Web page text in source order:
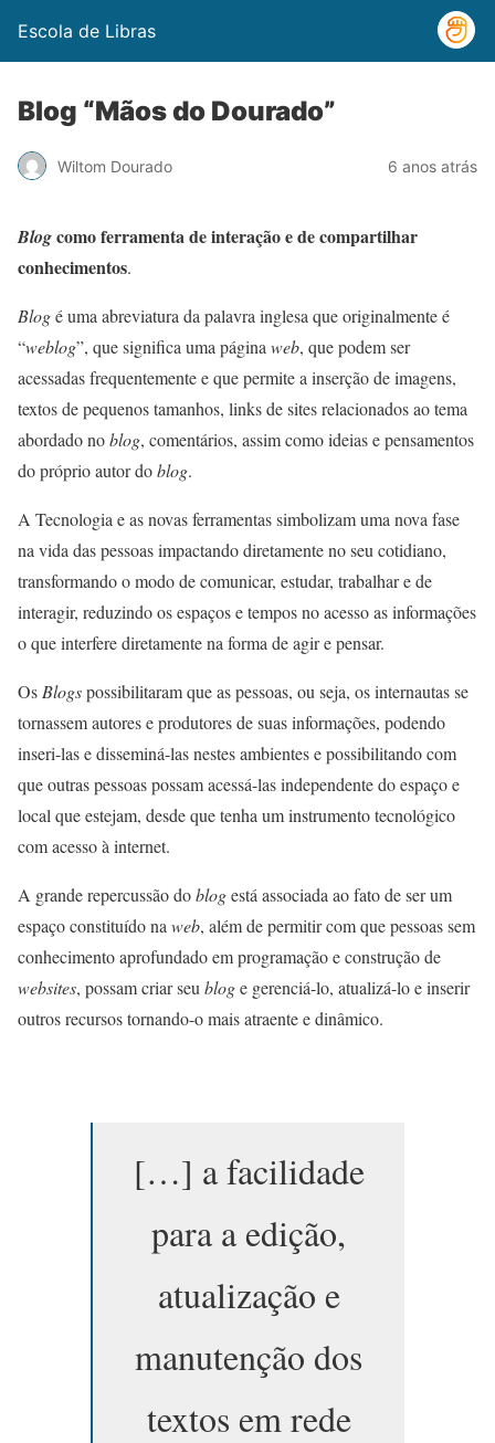
Escola de Libras
Blog “Mãos do Dourado”
Wiltom Dourado 6 anos atrás
Blogcomo ferramenta de interação e de compartilhar
conhecimentos.
Blogé uma abreviatura da palavra inglesa que originalmente é
“weblog”, que significa uma página web, que podem ser
acessadas frequentemente e que permite a inserção de imagens,
textos de pequenos tamanhos, links de sites relacionados ao tema
abordado noblog, comentários, assim como ideias e pensamentos
do próprio autor doblog.
A Tecnologia e as novas ferramentas simbolizam uma nova fase
na vida das pessoas impactando diretamente no seu cotidiano,
transformando o modo de comunicar, estudar, trabalhar e de
interagir, reduzindo os espaços e tempos no acesso as informações
o que interfere diretamente na forma de agir e pensar.
Os Blogspossibilitaram que as pessoas, ou seja, os internautas se
tornassem autores e produtores de suas informações, podendo
inseri-las e disseminá-las nestes ambientes e possibilitando com
que outras pessoas possam acessá-las independente do espaço e
local que estejam, desde que tenha um instrumento tecnológico
com acesso à internet.
A grande repercussão doblogestá associada ao fato de ser um
espaço constituído na web, além de permitir com que pessoas sem
conhecimento aprofundado em programação e construção de
websites, possam criar seu bloge gerenciá-lo, atualizá-lo e inserir
outros recursos tornando-o mais atraente e dinâmico.
[…] a facilidade
para a edição,
atualização e
manutenção dos
textos em rede